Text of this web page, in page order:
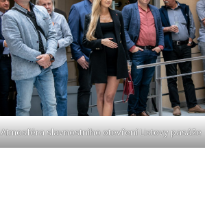
Atmosféra slavnostního otevření Listovy pasáže